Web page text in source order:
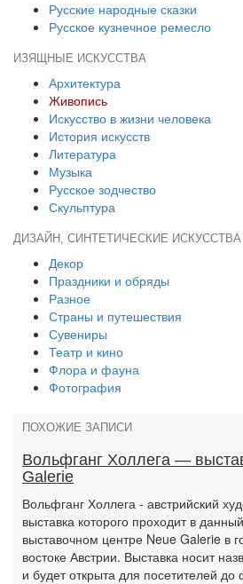
Русские народные сказки
Русское кузнечное ремесло
ИЗЯЩНЫЕ ИСКУССТВА
Архитектура
Живопись
Искусство в жизни человека
История искусств
Литература
Музыка
Русское зодчество
Скульптура
ДИЗАЙН, СИНТЕТИЧЕСКИЕ ИСКУССТВА
Декор
Праздники и обряды
Разное
Страны и путешествия
Сувениры
Театр и кино
Флора и фауна
Фотография
ПОХОЖИЕ ЗАПИСИ
Вольфганг Холлега —
Galerie
Вольфганг Холлега - австрийский
выставка которого проходит в
выставочном центре Neue Galerie в
востоке Австрии. Выставка носит
и будет открыта для посетителей